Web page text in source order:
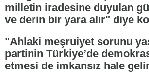
milletin iradesine duyulan
ve derin bir yara alır" diye
"Ahlaki meşruiyet sorunu
partinin Türkiye’de
etmesi de imkansız hale